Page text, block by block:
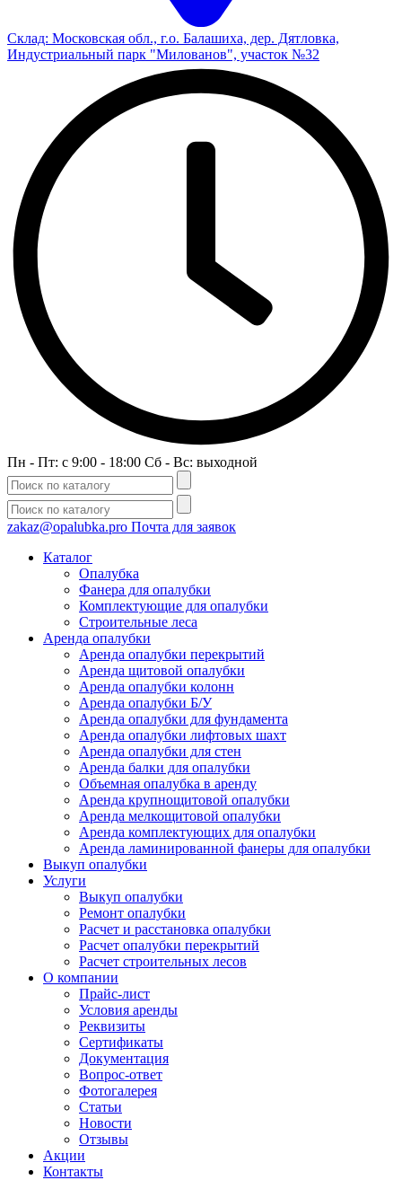
Склад: Московская обл., г.о. Балашиха, дер. Дятловка,
Индустриальный парк "Милованов", участок №32
Пн - Пт: c 9:00 - 18:00 Сб - Вс: выходной
zakaz@opalubka.pro Почта для заявок
Каталог
Опалубка
Фанера для опалубки
Комплектующие для опалубки
Строительные леса
Аренда опалубки
Аренда опалубки перекрытий
Аренда щитовой опалубки
Аренда опалубки колонн
Аренда опалубки Б/У
Аренда опалубки для фундамента
Аренда опалубки лифтовых шахт
Аренда опалубки для стен
Аренда балки для опалубки
Объемная опалубка в аренду
Аренда крупнощитовой опалубки
Аренда мелкощитовой опалубки
Аренда комплектующих для опалубки
Аренда ламинированной фанеры для опалубки
Выкуп опалубки
Услуги
Выкуп опалубки
Ремонт опалубки
Расчет и расстановка опалубки
Расчет опалубки перекрытий
Расчет строительных лесов
О компании
Прайс-лист
Условия аренды
Реквизиты
Сертификаты
Документация
Вопрос-ответ
Фотогалерея
Статьи
Новости
Отзывы
Акции
Контакты